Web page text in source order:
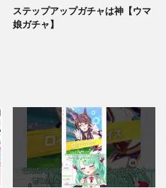
ステップアップガチャは神【ウマ
娘ガチャ】